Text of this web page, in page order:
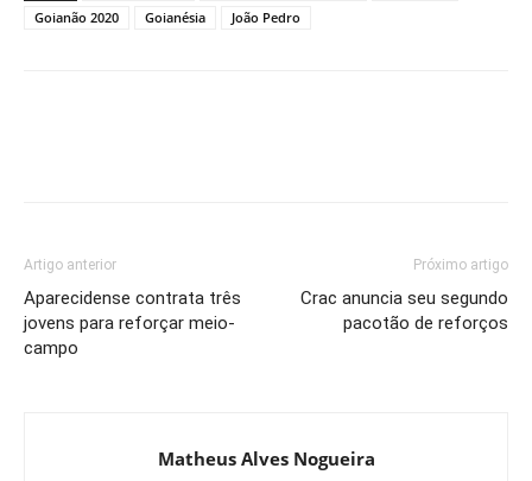
Goianão 2020
Goianésia João Pedro
Artigo anterior
Aparecidense contrata três
jovens para reforçar meio-
campo
Próximo artigo
Crac anuncia seu segundo
pacotão de reforços
Matheus Alves Nogueira